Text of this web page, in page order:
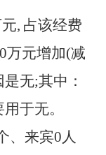
, 占该经费
万元增加(减
无;其中：
于无。
、来宾0人